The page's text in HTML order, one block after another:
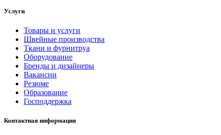
Услуги
Товары и услуги
Швейные производства
Ткани и фурнитруа
Оборудование
Бренды и дизайнеры
Вакансии
Резюме
Образование
Господдержка
Контактная информация